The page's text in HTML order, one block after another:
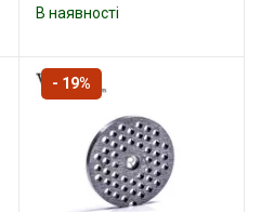
В наявності
- 19%